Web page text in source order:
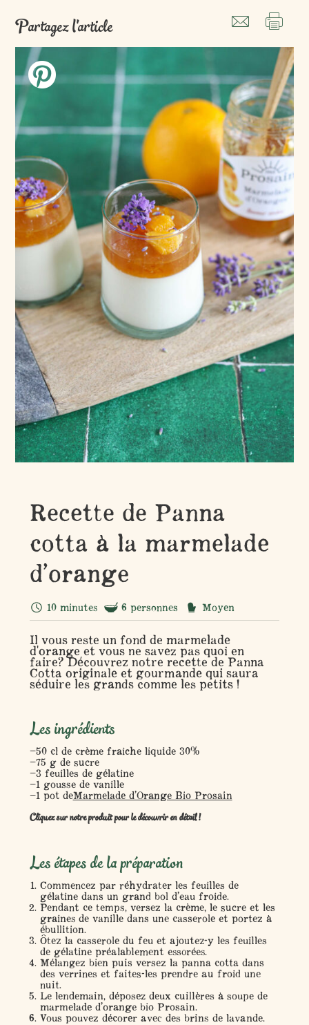
Partagez l'article
Recette de Panna
cotta à la marmelade
d’orange
10 minutes 6 personnes Moyen
Il vous reste un fond de marmelade
d'orange et vous ne savez pas quoi en
faire? Découvrez notre recette de Panna
Cotta originale et gourmande qui saura
séduire les grands comme les petits !
Les ingrédients
50 cl de crème fraiche liquide 30%
75 g de sucre
3 feuilles de gélatine
1 gousse de vanille
1 pot deMarmelade d’Orange Bio Prosain
Cliquez sur notre produit pour le découvrir en détail !
Les étapes de la préparation
Commencez par réhydrater les feuilles de
gélatine dans un grand bol d’eau froide.
Pendant ce temps, versez la crème, le sucre et les
graines de vanille dans une casserole et portez à
ébullition.
Ôtez la casserole du feu et ajoutez-y les feuilles
de gélatine préalablement essorées.
Mélangez bien puis versez la panna cotta dans
des verrines et faites-les prendre au froid une
nuit.
Le lendemain, déposez deux cuillères à soupe de
marmelade d’orange bio Prosain.
Vous pouvez décorer avec des brins de lavande.